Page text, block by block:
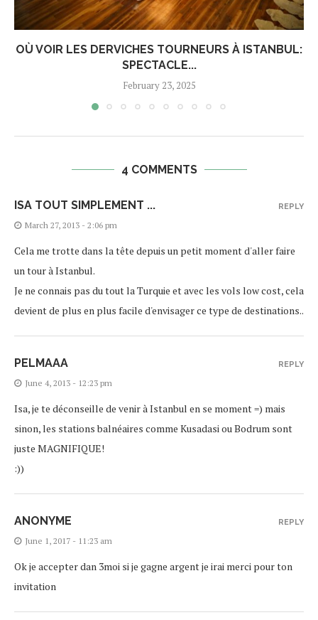
OÙ VOIR LES DERVICHES TOURNEURS À ISTANBUL:
SPECTACLE...
February 23, 2025
4 COMMENTS
ISA TOUT SIMPLEMENT ...
March 27, 2013 - 2:06 pm
Cela me trotte dans la tête depuis un petit moment d'aller faire
un tour à Istanbul.
Je ne connais pas du tout la Turquie et avec les vols low cost, cela
devient de plus en plus facile d'envisager ce type de destinations..
REPLY
PELMAAA
June 4, 2013 - 12:23 pm
Isa, je te déconseille de venir à Istanbul en se moment =) mais
sinon, les stations balnéaires comme Kusadasi ou Bodrum sont
juste MAGNIFIQUE!
:))
REPLY
ANONYME
June 1, 2017 - 11:23 am
Ok je accepter dan 3moi si je gagne argent je irai merci pour ton
invitation
REPLY